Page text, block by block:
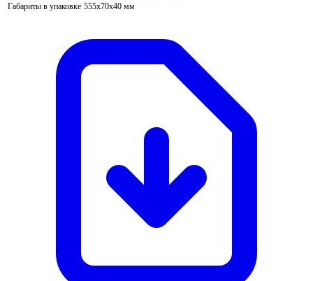
Габариты в упаковке 555х70х40 мм